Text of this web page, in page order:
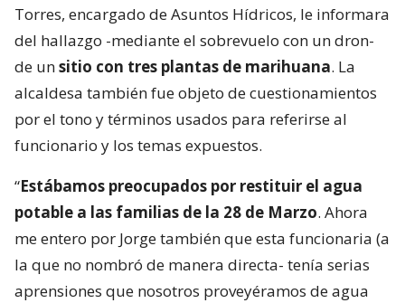
Torres, encargado de Asuntos Hídricos, le informara
del hallazgo -mediante el sobrevuelo con un dron-
de unsitio con tres plantas de marihuana. La
alcaldesa también fue objeto de cuestionamientos
por el tono y términos usados para referirse al
funcionario y los temas expuestos.
“Estábamos preocupados por restituir el agua
potable a las familias de la 28 de Marzo. Ahora
me entero por Jorge también que esta funcionaria (a
la que no nombró de manera directa- tenía serias
aprensiones que nosotros proveyéramos de agua